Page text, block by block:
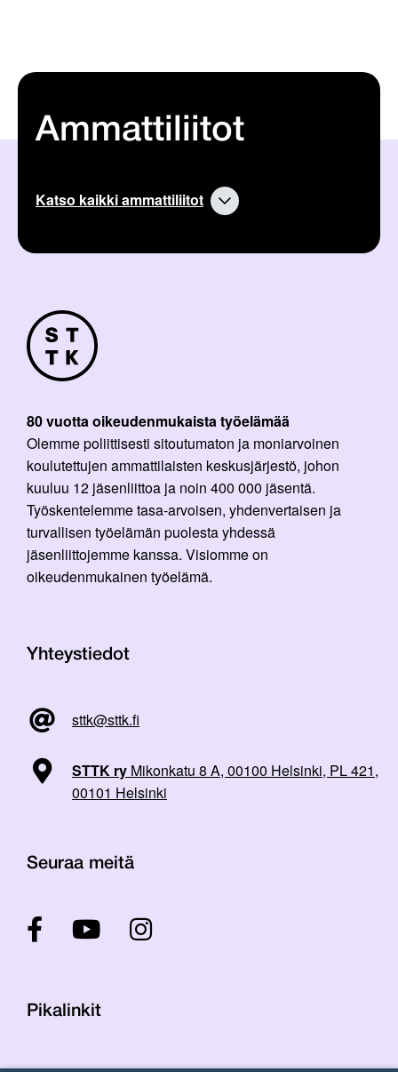
Ammattiliitot
Katso kaikki ammattiliitot
80 vuotta oikeudenmukaista työelämää
Olemme poliittisesti sitoutumaton ja moniarvoinen
koulutettujen ammattilaisten keskusjärjestö, johon
kuuluu 12 jäsenliittoa ja noin 400 000 jäsentä.
Työskentelemme tasa-arvoisen, yhdenvertaisen ja
turvallisen työelämän puolesta yhdessä
jäsenliittojemme kanssa. Visiomme on
oikeudenmukainen työelämä.
Yhteystiedot
sttk@sttk.fi
STTK ry Mikonkatu 8 A, 00100 Helsinki, PL 421,
00101 Helsinki
Seuraa meitä
Pikalinkit